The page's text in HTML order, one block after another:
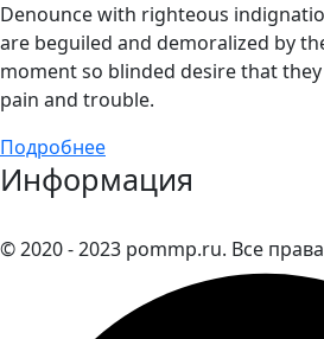
Denounce with righteous
are beguiled and demoralized by
moment so blinded desire that
pain and trouble.
Подробнее
Информация
© 2020 - 2023 pommp.ru. Все